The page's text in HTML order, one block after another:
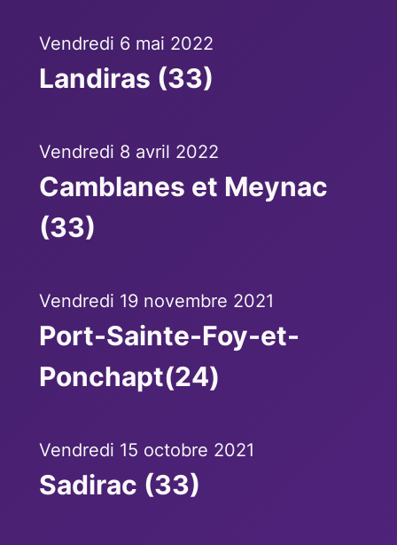
Vendredi 6 mai 2022
Landiras (33)
Vendredi 8 avril 2022
Camblanes et Meynac
(33)
Vendredi 19 novembre 2021
Port-Sainte-Foy-et-
Ponchapt(24)
Vendredi 15 octobre 2021
Sadirac (33)